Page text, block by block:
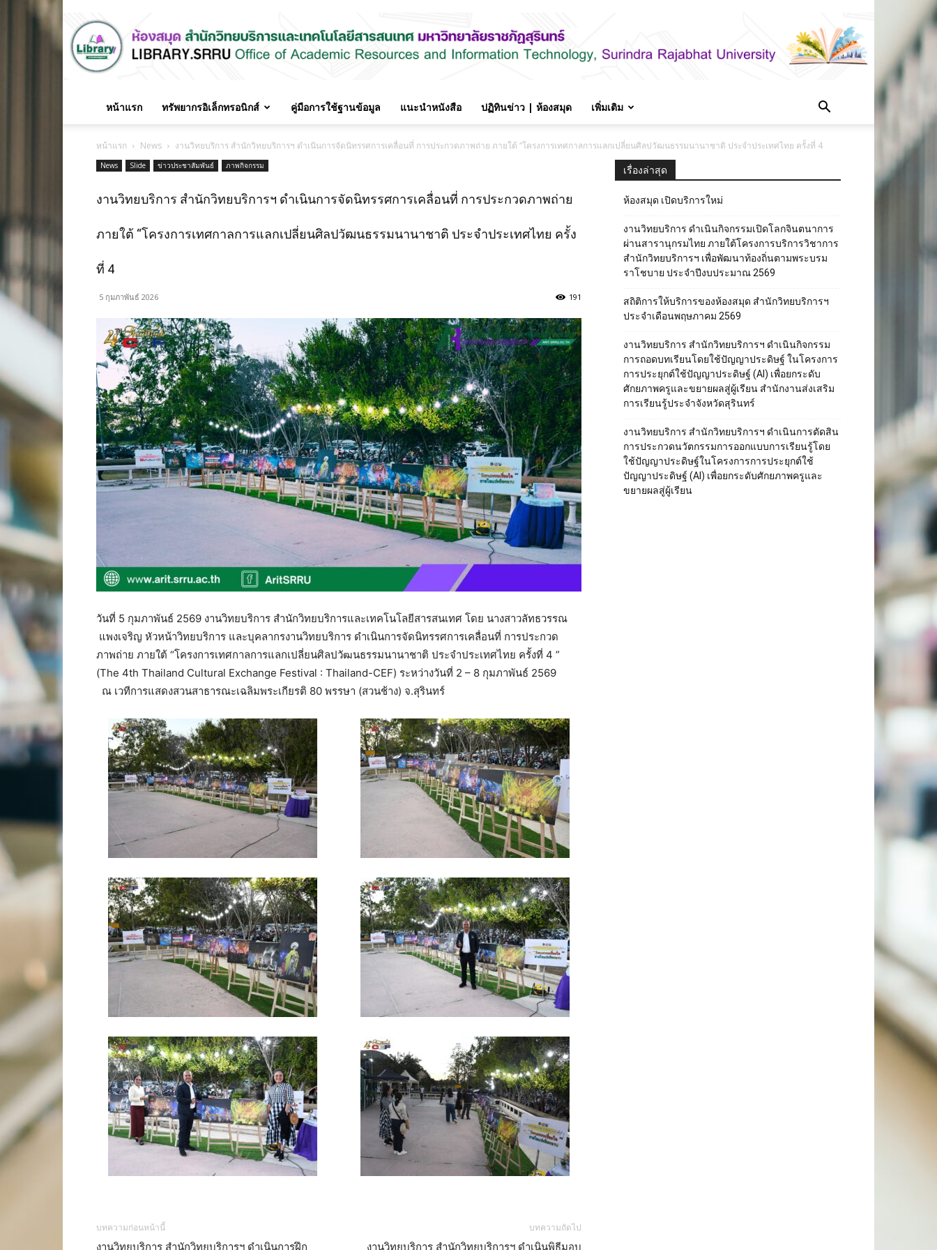
วิทย
บริการ
และ
เทคโนโลยี
สารสนเทศ
หน้าแรก ทรัพยากรอิเล็กทรอนิกส์ คู่มือการใช้ฐานข้อมูล แนะนำหนังสือ ปฏิทินข่าว | ห้องสมุด เพิ่มเติม
หน้าแรก News งานวิทยบริการ สำนักวิทยบริการฯ ดำเนินการจัดนิทรรศการเคลื่อนที่ การประกวดภาพถ่าย ภายใต้ “โครงการเทศกาลการแลกเปลี่ยนศิลปวัฒนธรรมนานาชาติ ประจำประเทศไทย ครั้งที่ 4
News Slide ข่าวประชาสัมพันธ์ ภาพกิจกรรม
งานวิทยบริการ สำนักวิทยบริการฯ ดำเนินการจัดนิทรรศการเคลื่อนที่ การประกวดภาพถ่าย
ภายใต้ “โครงการเทศกาลการแลกเปลี่ยนศิลปวัฒนธรรมนานาชาติ ประจำประเทศไทย ครั้ง
ที่ 4
5 กุมภาพันธ์ 2026 191
วันที่ 5 กุมภาพันธ์ 2569 งานวิทยบริการ สำนักวิทยบริการและเทคโนโลยีสารสนเทศ โดย นางสาวลัทธวรรณ
แพงเจริญ หัวหน้าวิทยบริการ และบุคลากรงานวิทยบริการ ดำเนินการจัดนิทรรศการเคลื่อนที่ การประกวด
ภาพถ่าย ภายใต้ “โครงการเทศกาลการแลกเปลี่ยนศิลปวัฒนธรรมนานาชาติ ประจำประเทศไทย ครั้งที่ 4 ”
(The 4th Thailand Cultural Exchange Festival : Thailand-CEF) ระหว่างวันที่ 2 – 8 กุมภาพันธ์ 2569
ณ เวทีการแสดงสวนสาธารณะเฉลิมพระเกียรติ 80 พรรษา (สวนช้าง) จ.สุรินทร์
บทความก่อนหน้านี้
งานวิทยบริการ สำนักวิทยบริการฯ ดำเนินการฝึก
บทความถัดไป
งานวิทยบริการ สำนักวิทยบริการฯ ดำเนินพิธีมอบ
เรื่องล่าสุด
ห้องสมุด เปิดบริการใหม่
งานวิทยบริการ ดำเนินกิจกรรมเปิดโลกจินตนาการ
ผ่านสารานุกรมไทย ภายใต้โครงการบริการวิชาการ
สำนักวิทยบริการฯ เพื่อพัฒนาท้องถิ่นตามพระบรม
ราโชบาย ประจำปีงบประมาณ 2569
สถิติการให้บริการของห้องสมุด สำนักวิทยบริการฯ
ประจำเดือนพฤษภาคม 2569
งานวิทยบริการ สำนักวิทยบริการฯ ดำเนินกิจกรรม
การถอดบทเรียนโดยใช้ปัญญาประดิษฐ์ ในโครงการ
การประยุกต์ใช้ปัญญาประดิษฐ์ (AI) เพื่อยกระดับ
ศักยภาพครูและขยายผลสู่ผู้เรียน สำนักงานส่งเสริม
การเรียนรู้ประจำจังหวัดสุรินทร์
งานวิทยบริการ สำนักวิทยบริการฯ ดำเนินการตัดสิน
การประกวดนวัตกรรมการออกแบบการเรียนรู้โดย
ใช้ปัญญาประดิษฐ์ในโครงการการประยุกต์ใช้
ปัญญาประดิษฐ์ (AI) เพื่อยกระดับศักยภาพครูและ
ขยายผลสู่ผู้เรียน